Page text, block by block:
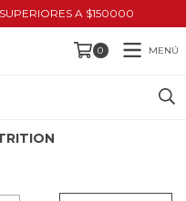
A $150000
0 MENÚ